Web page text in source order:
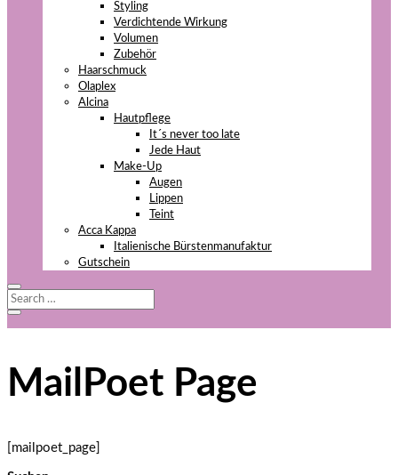
Styling
Verdichtende Wirkung
Volumen
Zubehör
Haarschmuck
Olaplex
Alcina
Hautpflege
It´s never too late
Jede Haut
Make-Up
Augen
Lippen
Teint
Acca Kappa
Italienische Bürstenmanufaktur
Gutschein
MailPoet Page
[mailpoet_page]